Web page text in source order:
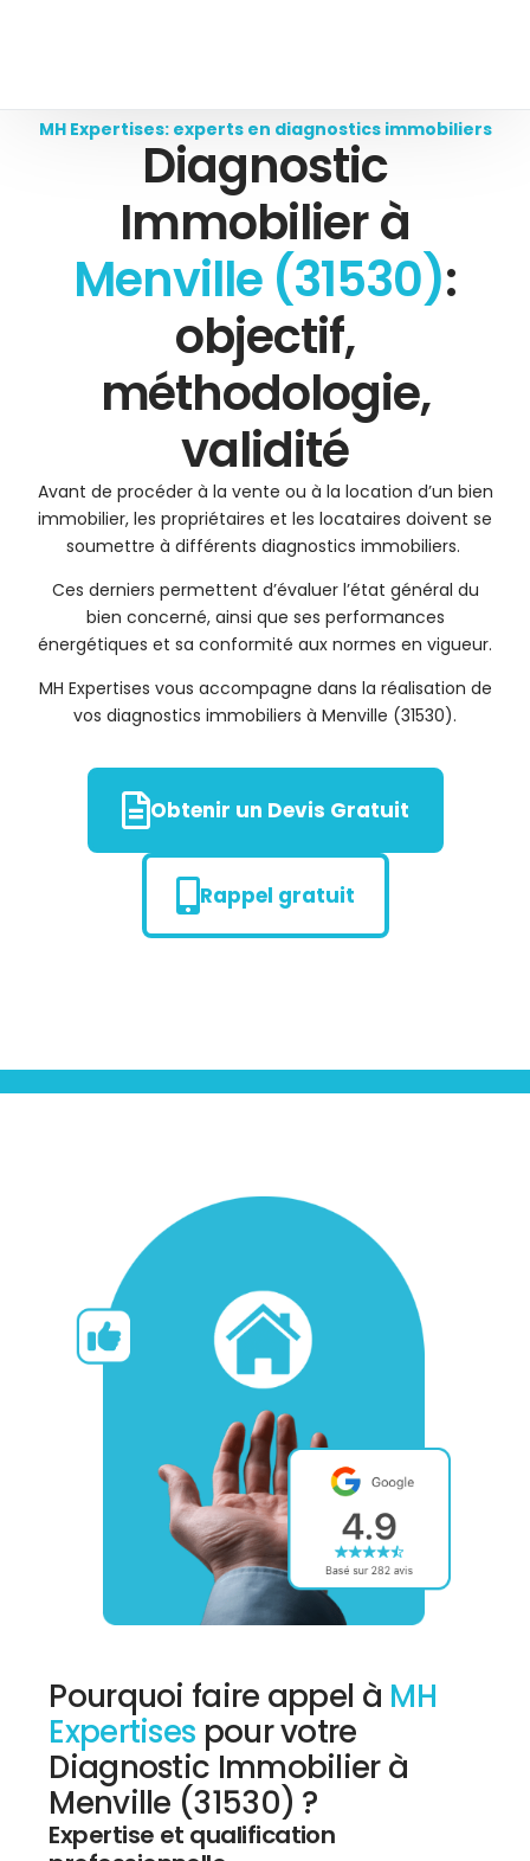
MH Expertises: experts en diagnostics immobiliers
Diagnostic
Immobilier à
Menville (31530):
objectif,
méthodologie,
validité
Avant de procéder à la vente ou à la location d’un bien
immobilier, les propriétaires et les locataires doivent se
soumettre à différents diagnostics immobiliers.
Ces derniers permettent d’évaluer l’état général du
bien concerné, ainsi que ses performances
énergétiques et sa conformité aux normes en vigueur.
MH Expertises vous accompagne dans la réalisation de
vos diagnostics immobiliers à Menville (31530).
Obtenir un Devis Gratuit
Rappel gratuit
Pourquoi faire appel à MH
Expertises pour votre
Diagnostic Immobilier à
Menville (31530) ?
Expertise et qualification